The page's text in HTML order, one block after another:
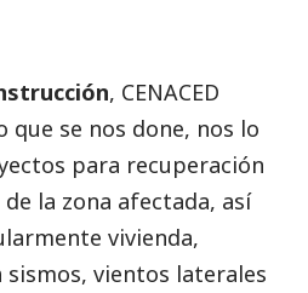
, CENACED
que se nos done, nos lo
para recuperación
la zona afectada, así
vivienda,
vientos laterales